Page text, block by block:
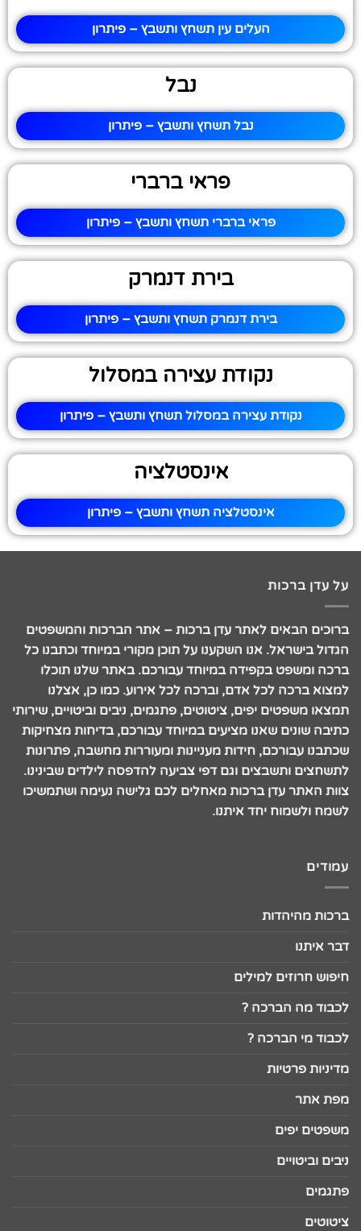
העלים עין תשחץ ותשבץ – פיתרון
נבל
נבל תשחץ ותשבץ – פיתרון
פראי ברברי
פראי ברברי תשחץ ותשבץ – פיתרון
בירת דנמרק
בירת דנמרק תשחץ ותשבץ – פיתרון
נקודת עצירה במסלול
נקודת עצירה במסלול תשחץ ותשבץ – פיתרון
אינסטלציה
אינסטלציה תשחץ ותשבץ – פיתרון
על עדן ברכות
ברוכים הבאים לאתר עדן ברכות – אתר הברכות והמשפטים
הגדול בישראל. אנו השקענו על תוכן מקורי במיוחד וכתבנו כל
ברכה ומשפט בקפידה במיוחד עבורכם. באתר שלנו תוכלו
למצוא ברכה לכל אדם, וברכה לכל אירוע. כמו כן, אצלנו
תמצאו משפטים יפים, ציטוטים, פתגמים, ניבים וביטויים, שירותי
כתיבה שונים שאנו מציעים במיוחד עבורכם, בדיחות מצחיקות
שכתבנו עבורכם, חידות מעניינות ומעוררות מחשבה, פתרונות
לתשחצים ותשבצים וגם דפי צביעה להדפסה לילדים שבינינו.
צוות האתר עדן ברכות מאחלים לכם גלישה נעימה ושתמשיכו
לשמח ולשמוח יחד איתנו.
עמודים
ברכות מהיהדות
דבר איתנו
חיפוש חרוזים למילים
לכבוד מה הברכה ?
לכבוד מי הברכה ?
מדיניות פרטיות
מפת אתר
משפטים יפים
ניבים וביטויים
פתגמים
ציטוטים